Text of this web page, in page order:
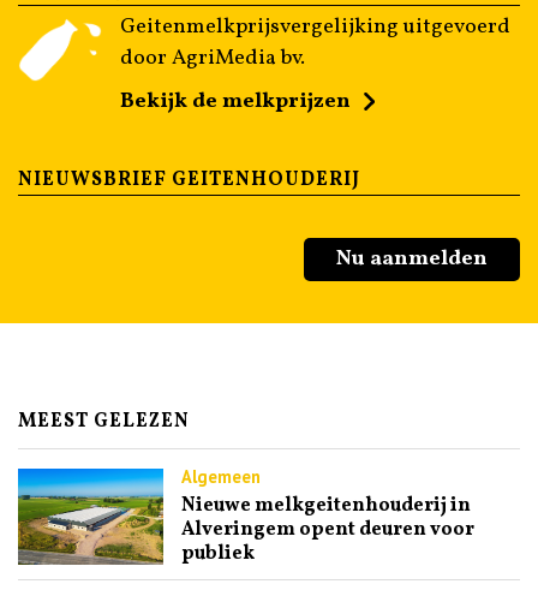
Geitenmelkprijsvergelijking uitgevoerd
door AgriMedia bv.
Bekijk de melkprijzen
NIEUWSBRIEF GEITENHOUDERIJ
Nu aanmelden
MEEST GELEZEN
Algemeen
Nieuwe melkgeitenhouderij in
Alveringem opent deuren voor
publiek